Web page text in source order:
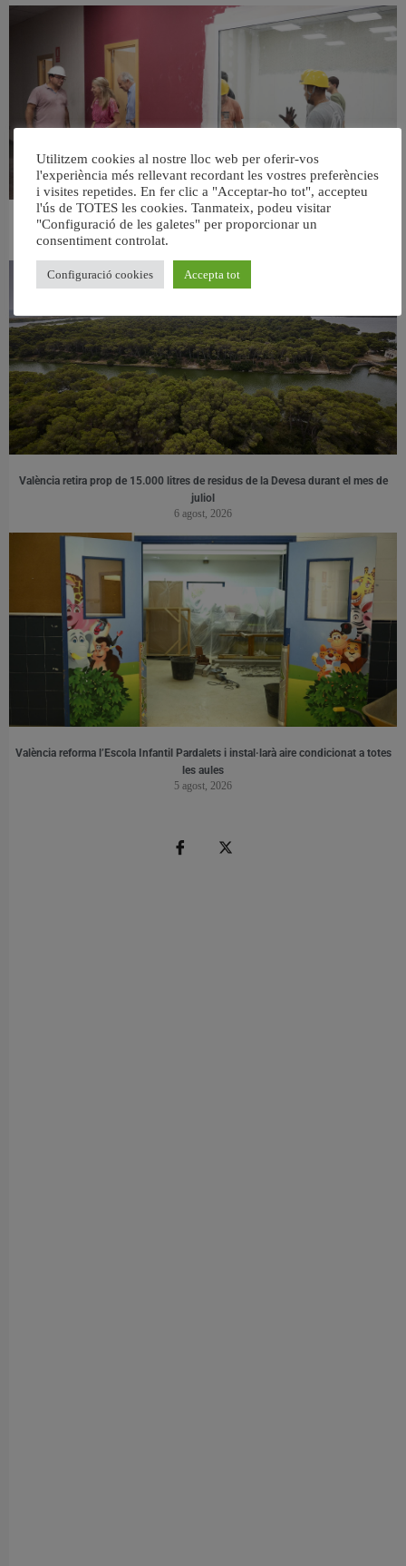
València ultima el nou centre per a persones majors del barri de Sant Antoni
València retira prop de 15.000 litres de residus de la Devesa durant el mes de
juliol
6 agost, 2026
València reforma l’Escola Infantil Pardalets i instal·larà aire condicionat a totes
les aules
5 agost, 2026
Utilitzem cookies al nostre lloc web per oferir-vos
l'experiència més rellevant recordant les vostres preferències
i visites repetides. En fer clic a "Acceptar-ho tot", accepteu
l'ús de TOTES les cookies. Tanmateix, podeu visitar
"Configuració de les galetes" per proporcionar un
consentiment controlat.
Configuració cookies Accepta tot